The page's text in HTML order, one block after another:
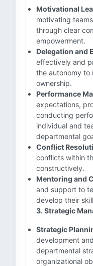
Motivational
motivating
through clear
empowerment.
Delegation and
effectively and
the autonomy to
ownership.
Performance
expectations,
conducting
individual and
departmental
Conflict
conflicts within
constructively.
Mentoring and
and support to
develop their
3. Strategic
Strategic
development
departmental
organizational